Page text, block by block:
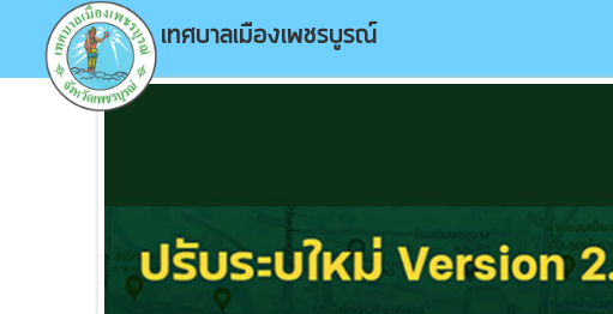
เทศบาลเมืองเพชรบูรณ์